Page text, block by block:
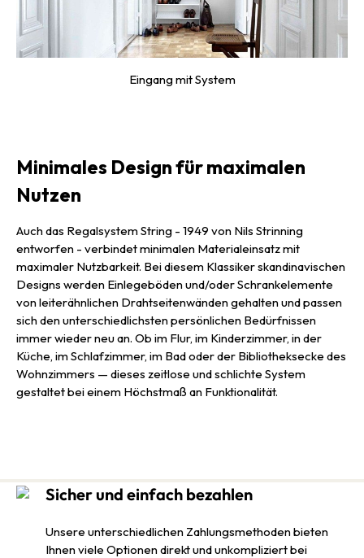
Eingang mit System
Minimales Design für maximalen
Nutzen
Auch das Regalsystem String - 1949 von Nils Strinning
entworfen - verbindet minimalen Materialeinsatz mit
maximaler Nutzbarkeit. Bei diesem Klassiker skandinavischen
Designs werden Einlegeböden und/oder Schrankelemente
von leiterähnlichen Drahtseitenwänden gehalten und passen
sich den unterschiedlichsten persönlichen Bedürfnissen
immer wieder neu an. Ob im Flur, im Kinderzimmer, in der
Küche, im Schlafzimmer, im Bad oder der Bibliotheksecke des
Wohnzimmers — dieses zeitlose und schlichte System
gestaltet bei einem Höchstmaß an Funktionalität.
Sicher und einfach bezahlen
Unsere unterschiedlichen Zahlungsmethoden bieten
Ihnen viele Optionen direkt und unkompliziert bei